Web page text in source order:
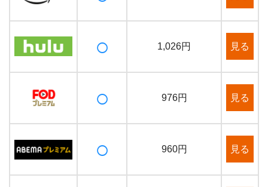
○ 1,026円 見る
○ 976円 見る
○ 960円 見る